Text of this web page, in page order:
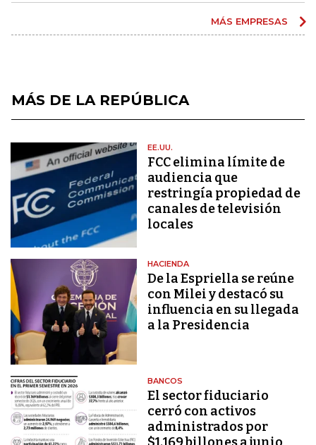
MÁS EMPRESAS
MÁS DE LA REPÚBLICA
EE.UU.
FCC elimina límite de
audiencia que
restringía propiedad de
canales de televisión
locales
HACIENDA
De la Espriella se reúne
con Milei y destacó su
influencia en su llegada
a la Presidencia
BANCOS
El sector fiduciario
cerró con activos
administrados por
$1.169 billones a junio